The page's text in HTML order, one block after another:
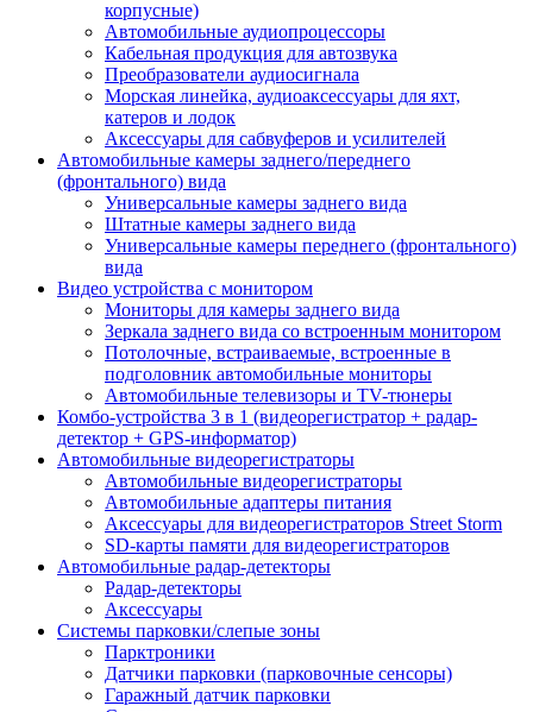
корпусные)
Автомобильные аудиопроцессоры
Кабельная продукция для автозвука
Преобразователи аудиосигнала
Морская линейка, аудиоаксессуары для яхт,
катеров и лодок
Аксессуары для сабвуферов и усилителей
Автомобильные камеры заднего/переднего
(фронтального) вида
Универсальные камеры заднего вида
Штатные камеры заднего вида
Универсальные камеры переднего (фронтального)
вида
Видео устройства c монитором
Мониторы для камеры заднего вида
Зеркала заднего вида со встроенным монитором
Потолочные, встраиваемые, встроенные в
подголовник автомобильные мониторы
Автомобильные телевизоры и TV-тюнеры
Комбо-устройства 3 в 1 (видеорегистратор + радар-
детектор + GPS-информатор)
Автомобильные видеорегистраторы
Автомобильные видеорегистраторы
Автомобильные адаптеры питания
Аксессуары для видеорегистраторов Street Storm
SD-карты памяти для видеорегистраторов
Автомобильные радар-детекторы
Радар-детекторы
Аксессуары
Системы парковки/слепые зоны
Парктроники
Датчики парковки (парковочные сенсоры)
Гаражный датчик парковки